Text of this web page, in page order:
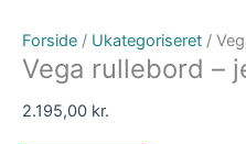
Forside / Ukategoriseret /
Vega rullebord –
2.195,00 kr.